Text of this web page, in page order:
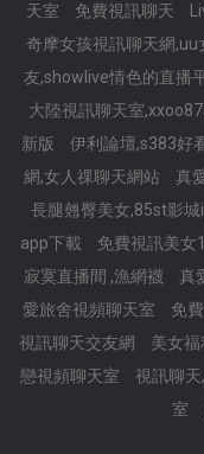
天室
免費視訊聊天
奇摩女孩視訊聊天網
友,showlive情色的直播
大陸視訊聊天室
新版
伊利論壇,s383好
網,女人祼聊天網站
真
長腿翹臀美女,85st影城
app下載
免費視訊美女
寂寞直播間 ,漁網襪
真
愛旅舍視頻聊天室
免
視訊聊天交友網
美女
戀視頻聊天室
視訊聊
室